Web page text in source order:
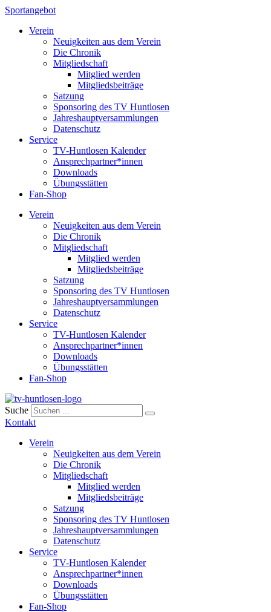
Sportangebot
Verein
Neuigkeiten aus dem Verein
Die Chronik
Mitgliedschaft
Mitglied werden
Mitgliedsbeiträge
Satzung
Sponsoring des TV Huntlosen
Jahreshauptversammlungen
Datenschutz
Service
TV-Huntlosen Kalender
Ansprechpartner*innen
Downloads
Übungsstätten
Fan-Shop
Verein
Neuigkeiten aus dem Verein
Die Chronik
Mitgliedschaft
Mitglied werden
Mitgliedsbeiträge
Satzung
Sponsoring des TV Huntlosen
Jahreshauptversammlungen
Datenschutz
Service
TV-Huntlosen Kalender
Ansprechpartner*innen
Downloads
Übungsstätten
Fan-Shop
Suche
Kontakt
Verein
Neuigkeiten aus dem Verein
Die Chronik
Mitgliedschaft
Mitglied werden
Mitgliedsbeiträge
Satzung
Sponsoring des TV Huntlosen
Jahreshauptversammlungen
Datenschutz
Service
TV-Huntlosen Kalender
Ansprechpartner*innen
Downloads
Übungsstätten
Fan-Shop